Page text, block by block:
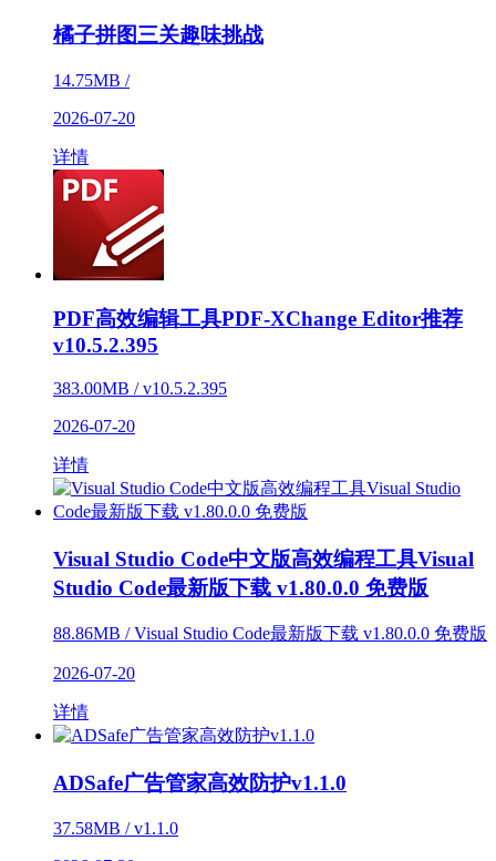
橘子拼图三关趣味挑战
14.75MB /
2026-07-20
详情
PDF高效编辑工具PDF-XChange Editor推荐
v10.5.2.395
383.00MB / v10.5.2.395
2026-07-20
详情
Visual Studio Code中文版高效编程工具Visual
Studio Code最新版下载 v1.80.0.0 免费版
88.86MB / Visual Studio Code最新版下载 v1.80.0.0 免费版
2026-07-20
详情
ADSafe广告管家高效防护v1.1.0
37.58MB / v1.1.0